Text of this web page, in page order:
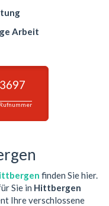
Arbeit
finden Sie hier.
Sie in Hittbergen
Ihre verschlossene